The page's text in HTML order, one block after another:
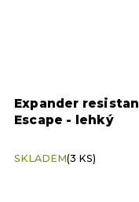
Expander
Escape - lehký
SKLADEM(3 KS)